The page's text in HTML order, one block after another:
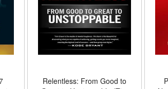
Relentless: From Good to